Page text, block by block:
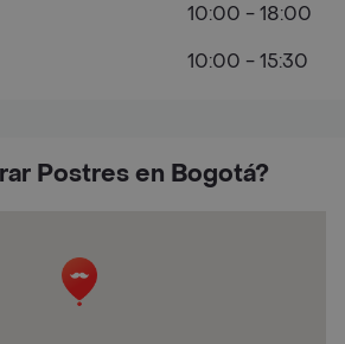
Postres en Bogotá?
10:00 - 18:00
10:00 - 15:30